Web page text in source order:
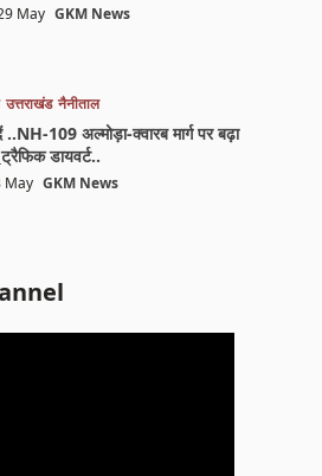
May GKM News
उत्तराखंड नैनीताल
..NH-109 अल्मोड़ा-क्वारब मार्ग पर बढ़ा
डायवर्ट..
May GKM News